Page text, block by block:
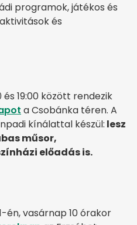
programok, játékos és
és
és 19:00 között rendezik
a Csobánka téren. A
kínálattal készül: lesz
műsor,
előadás is.
én, vasárnap 10 órakor